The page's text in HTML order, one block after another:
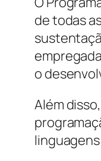
de todas
o
Além